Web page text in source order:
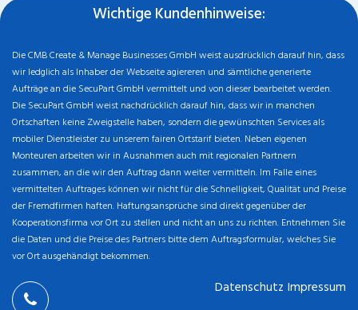
Wichtige Kundenhinweise:
Die CMB Create & Manage Businesses GmbH weist ausdrücklich darauf hin, dass
wir ledglich als Inhaber der Webseite agiereren und sämtliche generierte
Aufträge an die SecuPart GmbH vermittelt und von dieser bearbeitet werden.
Die SecuPart GmbH weist nachdrücklich darauf hin, dass wir in manchen
Ortschaften keine Zweigstelle haben, sondern die gewünschten Services als
mobiler Dienstleister zu unserem fairen Ortstarif bieten. Neben eigenen
Monteuren arbeiten wir in Ausnahmen auch mit regionalen Partnern
zusammen, an die wir den Auftrag dann weiter vermitteln. Im Falle eines
vermittelten Auftrages können wir nicht für die Schnelligkeit, Qualität und Preise
der Fremdfirmen haften. Haftungsansprüche sind direkt gegenüber der
Kooperationsfirma vor Ort zu stellen und nicht an uns zu richten. Entnehmen Sie
die Daten und die Preise des Partners bitte dem Auftragsformular, welches Sie
vor Ort ausgehändigt bekommen.
Datenschutz Impressum